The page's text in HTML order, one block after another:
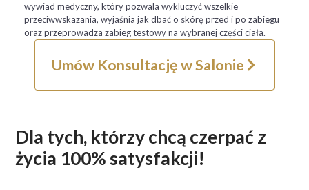
wywiad medyczny, który pozwala wykluczyć wszelkie
przeciwwskazania, wyjaśnia jak dbać o skórę przed i po zabiegu
oraz przeprowadza zabieg testowy na wybranej części ciała.
Umów Konsultację w Salonie
Dla tych, którzy chcą czerpać z
życia 100% satysfakcji!